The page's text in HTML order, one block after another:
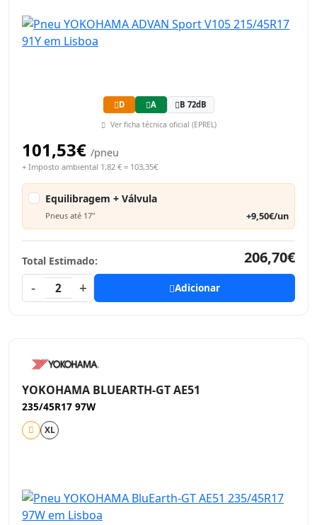
D A B 72dB
Ver ficha técnica oficial (EPREL)
101,53€ /pneu
+ Imposto ambiental 1,82 € = 103,35€
Equilibragem + Válvula
Pneus até 17" +9,50€/un
Total Estimado:
206,70€
-
2 + Adicionar
YOKOHAMA BLUEARTH-GT AE51
235/45R17 97W
XL